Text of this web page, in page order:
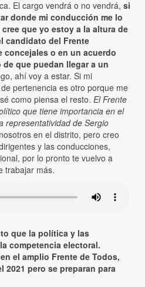
El cargo vendrá o no vendrá, si
donde mi conducción me lo
que yo estoy a la altura de
candidato del Frente
concejales o en un acuerdo
que puedan llegar a un
ahí voy a estar. Si mi
pertenencia es otro porque me
como piensa el resto. El Frente
que tiene importancia en el
representatividad de Sergio
en el distrito, pero creo
y las conducciones,
por lo pronto te vuelvo a
trabajar más.
que la política y las
competencia electoral.
el amplio Frente de Todos,
2021 pero se preparan para